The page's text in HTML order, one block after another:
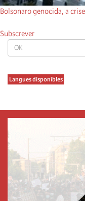
OK
Langues disponibles
Bolsonaro genocida, a
Subscrever